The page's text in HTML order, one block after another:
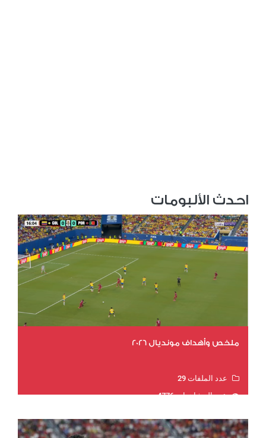
احدث الألبومات
ملخص وأهداف مونديال 2026
عدد الملفات 29
عدد المشاهدات 4776